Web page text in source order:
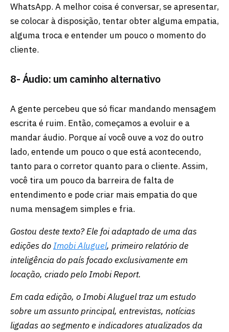
WhatsApp. A melhor coisa é conversar, se apresentar,
se colocar à disposição, tentar obter alguma empatia,
alguma troca e entender um pouco o momento do
cliente.
8- Áudio: um caminho alternativo
A gente percebeu que só ficar mandando mensagem
escrita é ruim. Então, começamos a evoluir e a
mandar áudio. Porque aí você ouve a voz do outro
lado, entende um pouco o que está acontecendo,
tanto para o corretor quanto para o cliente. Assim,
você tira um pouco da barreira de falta de
entendimento e pode criar mais empatia do que
numa mensagem simples e fria.
Gostou deste texto? Ele foi adaptado de uma das
edições doImobi Aluguel, primeiro relatório de
inteligência do país focado exclusivamente em
locação, criado pelo Imobi Report.
Em cada edição, o Imobi Aluguel traz um estudo
sobre um assunto principal, entrevistas, notícias
ligadas ao segmento e indicadores atualizados da